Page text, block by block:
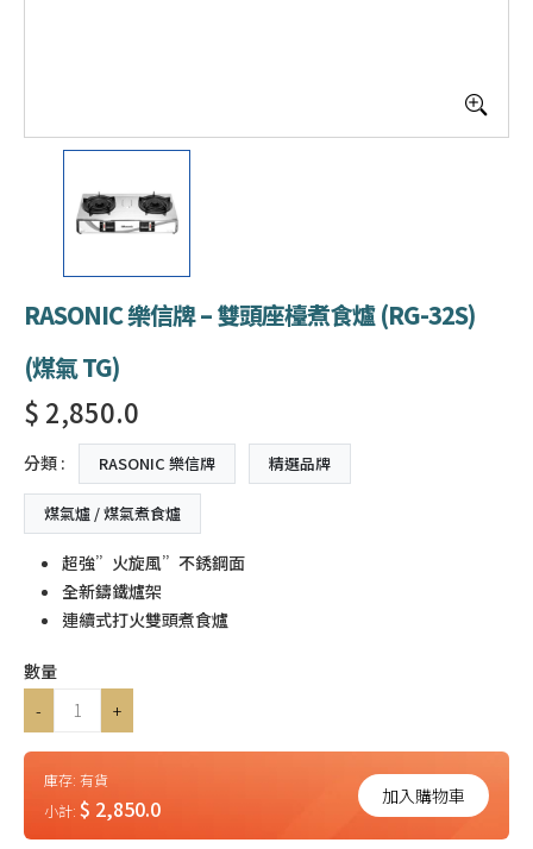
RASONIC 樂信牌 – 雙頭座檯煮食爐 (RG-32S)
(煤氣 TG)
$ 2,850.0
分類 : RASONIC 樂信牌 精選品牌
煤氣爐 / 煤氣煮食爐
超強”火旋風”不銹鋼面
全新鑄鐵爐架
連續式打火雙頭煮食爐
數量
-
+
庫存: 有貨
小計: $ 2,850.0 加入購物車